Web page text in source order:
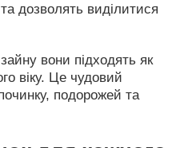
дозволять виділитися
вони підходять як
віку. Це чудовий
подорожей та